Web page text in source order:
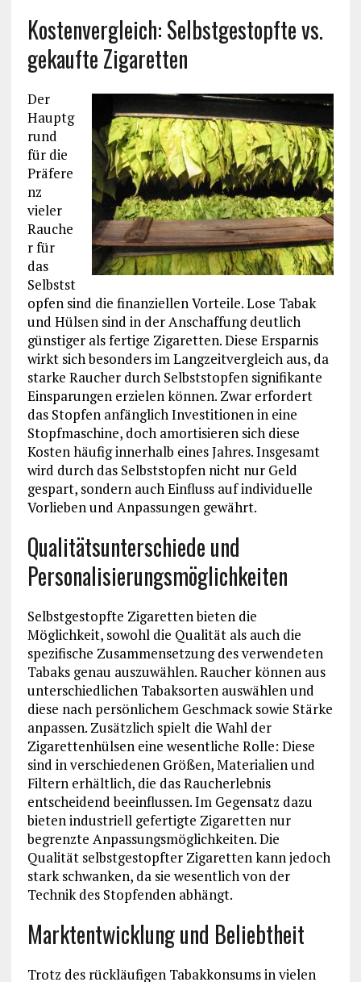
Kostenvergleich: Selbstgestopfte vs.
gekaufte Zigaretten
Der
Hauptg
rund
für die
Präfere
nz
vieler
Rauche
r für
das
Selbstst
opfen sind die finanziellen Vorteile. Lose Tabak
und Hülsen sind in der Anschaffung deutlich
günstiger als fertige Zigaretten. Diese Ersparnis
wirkt sich besonders im Langzeitvergleich aus, da
starke Raucher durch Selbststopfen signifikante
Einsparungen erzielen können. Zwar erfordert
das Stopfen anfänglich Investitionen in eine
Stopfmaschine, doch amortisieren sich diese
Kosten häufig innerhalb eines Jahres. Insgesamt
wird durch das Selbststopfen nicht nur Geld
gespart, sondern auch Einfluss auf individuelle
Vorlieben und Anpassungen gewährt.
Qualitätsunterschiede und
Personalisierungsmöglichkeiten
Selbstgestopfte Zigaretten bieten die
Möglichkeit, sowohl die Qualität als auch die
spezifische Zusammensetzung des verwendeten
Tabaks genau auszuwählen. Raucher können aus
unterschiedlichen Tabaksorten auswählen und
diese nach persönlichem Geschmack sowie Stärke
anpassen. Zusätzlich spielt die Wahl der
Zigarettenhülsen eine wesentliche Rolle: Diese
sind in verschiedenen Größen, Materialien und
Filtern erhältlich, die das Raucherlebnis
entscheidend beeinflussen. Im Gegensatz dazu
bieten industriell gefertigte Zigaretten nur
begrenzte Anpassungsmöglichkeiten. Die
Qualität selbstgestopfter Zigaretten kann jedoch
stark schwanken, da sie wesentlich von der
Technik des Stopfenden abhängt.
Marktentwicklung und Beliebtheit
Trotz des rückläufigen Tabakkonsums in vielen